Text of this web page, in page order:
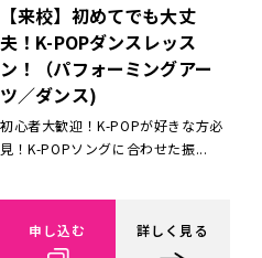
【来校】初めてでも大丈
夫！K-POPダンスレッス
ン！（パフォーミングアー
ツ／ダンス)
初心者大歓迎！K-POPが好きな方必
見！K-POPソングに合わせた振...
申し込む 詳しく見る